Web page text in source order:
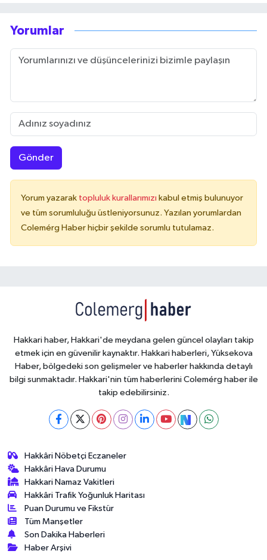
Yorumlar
Gönder
Yorum yazarak topluluk kurallarımızı kabul etmiş bulunuyor
ve tüm sorumluluğu üstleniyorsunuz. Yazılan yorumlardan
Colemérg Haber hiçbir şekilde sorumlu tutulamaz.
Hakkari haber, Hakkari'de meydana gelen güncel olayları takip
etmek için en güvenilir kaynaktır. Hakkari haberleri, Yüksekova
Haber, bölgedeki son gelişmeler ve haberler hakkında detaylı
bilgi sunmaktadır. Hakkari'nin tüm haberlerini Colemérg haber ile
takip edebilirsiniz.
Hakkâri Nöbetçi Eczaneler
Hakkâri Hava Durumu
Hakkari Namaz Vakitleri
Hakkâri Trafik Yoğunluk Haritası
Puan Durumu ve Fikstür
Tüm Manşetler
Son Dakika Haberleri
Haber Arşivi